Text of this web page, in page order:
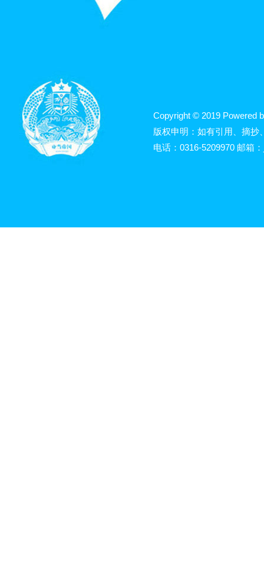
Copyright © 2019 Powered
版权申明：如有引用、摘抄
电话：0316-5209970 邮箱